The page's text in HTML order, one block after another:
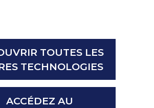
TOUTES LES
TECHNOLOGIES
ACCÉDEZ AU